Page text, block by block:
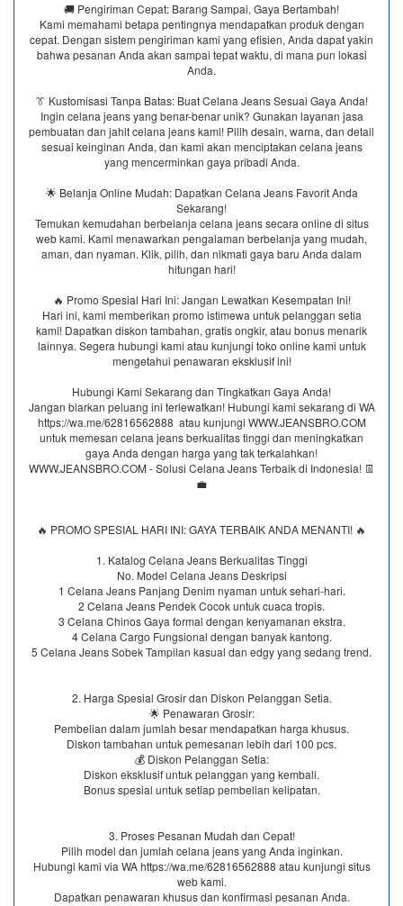
🚚 Pengiriman Cepat: Barang Sampai, Gaya Bertambah!
Kami memahami betapa pentingnya mendapatkan produk dengan
cepat. Dengan sistem pengiriman kami yang efisien, Anda dapat yakin
bahwa pesanan Anda akan sampai tepat waktu, di mana pun lokasi
Anda.
👔 Kustomisasi Tanpa Batas: Buat Celana Jeans Sesuai Gaya Anda!
Ingin celana jeans yang benar-benar unik? Gunakan layanan jasa
pembuatan dan jahit celana jeans kami! Pilih desain, warna, dan detail
sesuai keinginan Anda, dan kami akan menciptakan celana jeans
yang mencerminkan gaya pribadi Anda.
🌟 Belanja Online Mudah: Dapatkan Celana Jeans Favorit Anda
Sekarang!
Temukan kemudahan berbelanja celana jeans secara online di situs
web kami. Kami menawarkan pengalaman berbelanja yang mudah,
aman, dan nyaman. Klik, pilih, dan nikmati gaya baru Anda dalam
hitungan hari!
🔥 Promo Spesial Hari Ini: Jangan Lewatkan Kesempatan Ini!
Hari ini, kami memberikan promo istimewa untuk pelanggan setia
kami! Dapatkan diskon tambahan, gratis ongkir, atau bonus menarik
lainnya. Segera hubungi kami atau kunjungi toko online kami untuk
mengetahui penawaran eksklusif ini!
Hubungi Kami Sekarang dan Tingkatkan Gaya Anda!
Jangan biarkan peluang ini terlewatkan! Hubungi kami sekarang di WA
https://wa.me/62816562888​ atau kunjungi WWW.JEANSBRO.COM
untuk memesan celana jeans berkualitas tinggi dan meningkatkan
gaya Anda dengan harga yang tak terkalahkan!
WWW.JEANSBRO.COM - Solusi Celana Jeans Terbaik di Indonesia! 👖
💼
🔥 PROMO SPESIAL HARI INI: GAYA TERBAIK ANDA MENANTI! 🔥
1. Katalog Celana Jeans Berkualitas Tinggi
No. Model Celana Jeans Deskripsi
1 Celana Jeans Panjang Denim nyaman untuk sehari-hari.
2 Celana Jeans Pendek Cocok untuk cuaca tropis.
3 Celana Chinos Gaya formal dengan kenyamanan ekstra.
4 Celana Cargo Fungsional dengan banyak kantong.
5 Celana Jeans Sobek Tampilan kasual dan edgy yang sedang trend.
2. Harga Spesial Grosir dan Diskon Pelanggan Setia.
🌟 Penawaran Grosir:
Pembelian dalam jumlah besar mendapatkan harga khusus.
Diskon tambahan untuk pemesanan lebih dari 100 pcs.
💰 Diskon Pelanggan Setia:
Diskon eksklusif untuk pelanggan yang kembali.
Bonus spesial untuk setiap pembelian kelipatan.
3. Proses Pesanan Mudah dan Cepat!
Pilih model dan jumlah celana jeans yang Anda inginkan.
Hubungi kami via WA https://wa.me/62816562888​ atau kunjungi situs
web kami.
Dapatkan penawaran khusus dan konfirmasi pesanan Anda.